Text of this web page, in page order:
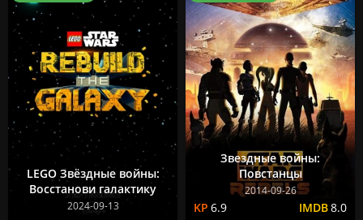
LEGO Звёздные войны:
Восстанови галактику
2024-09-13
Звездные войны:
Повстанцы
2014-09-26
6.9 8.0